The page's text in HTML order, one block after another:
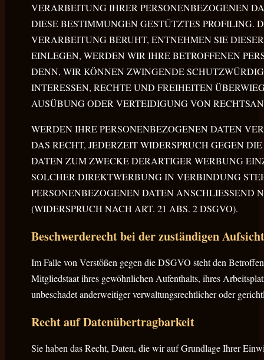
VERARBEITUNG IHRER PERSONENBEZOGENEN
DIESE BESTIMMUNGEN GESTÜTZTES PROFILING.
VERARBEITUNG BERUHT, ENTNEHMEN SIE
EINLEGEN, WERDEN WIR IHRE BETROFFENEN
DENN, WIR KÖNNEN ZWINGENDE
INTERESSEN, RECHTE UND FREIHEITEN
AUSÜBUNG ODER VERTEIDIGUNG VON
WERDEN IHRE PERSONENBEZOGENEN DATEN
DAS RECHT, JEDERZEIT WIDERSPRUCH GEGEN
DATEN ZUM ZWECKE DERARTIGER WERBUNG
SOLCHER DIREKTWERBUNG IN VERBINDUNG
PERSONENBEZOGENEN DATEN
(WIDERSPRUCH NACH ART. 21 ABS. 2 DSGVO).
Beschwerde­recht bei der zuständigen
Im Falle von Verstößen gegen die DSGVO steht den
Mitgliedstaat ihres gewöhnlichen Aufenthalts, ihres
unbeschadet anderweitiger verwaltungsrechtlicher oder
Recht auf Daten­übertrag­barkeit
Sie haben das Recht, Daten, die wir auf Grundlage Ihrer